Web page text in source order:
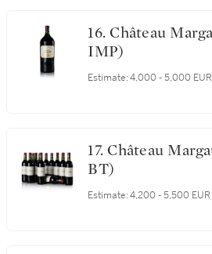
16. Château Margaux 1985 (1
IMP)
Estimate: 4,000 - 5,000 EUR
17. Château Margaux 1986 (12
BT)
Estimate: 4,200 - 5,500 EUR